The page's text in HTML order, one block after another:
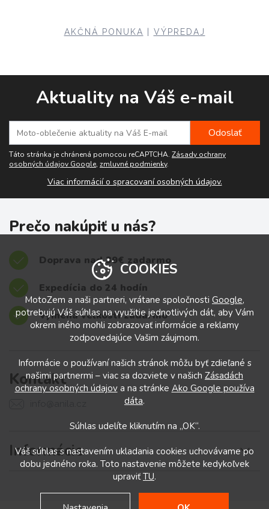
AKČNÁ PONUKA VÝPREDAJ
Aktuality na Váš e-mail
Táto stránka je chránená pomocou reCAPTCHA. Zásady ochrany
osobných údajov Google, zmluvné podmienky.
Viac informácií o spracovaní osobných údajov.
Prečo nakúpiť u nás?
Doprava nad 39€ zadarmo
Expedícia do 24 hodín
Výmena veľkostí zadarmo
Informácie
Kontakt
COOKIES
MotoZem a naši partneri, vrátane spoločnosti Google,
potrebujú Váš súhlas na využitie jednotlivých dát, aby Vám
okrem iného mohli zobrazovať informácie a reklamy
zodpovedajúce Vašim záujmom.
Informácie o používaní našich stránok môžu byť zdieľané s
našimi partnermi – viac sa dozviete v našich Zásadách
ochrany osobných údajova na stránke Ako Google používa
dáta.
Súhlas udelíte kliknutím na „OK“.
Váš súhlas s nastavením ukladania cookies uchovávame po
dobu jedného roka. Toto nastavenie môžete kedykoľvek
upraviťTU.